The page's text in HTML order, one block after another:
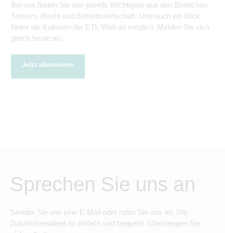
Bei uns finden Sie das jeweils Wichtigste aus den Bereichen
Steuern, Recht und Betriebswirtschaft. Und auch ein Blick
hinter die Kulissen der ETL-Welt ist möglich. Melden Sie sich
gleich heute an.
Jetzt abonnieren
Sprechen Sie uns an
Senden Sie uns eine E-Mail oder rufen Sie uns an. Die
Zusammenarbeit ist einfach und bequem. Überzeugen Sie